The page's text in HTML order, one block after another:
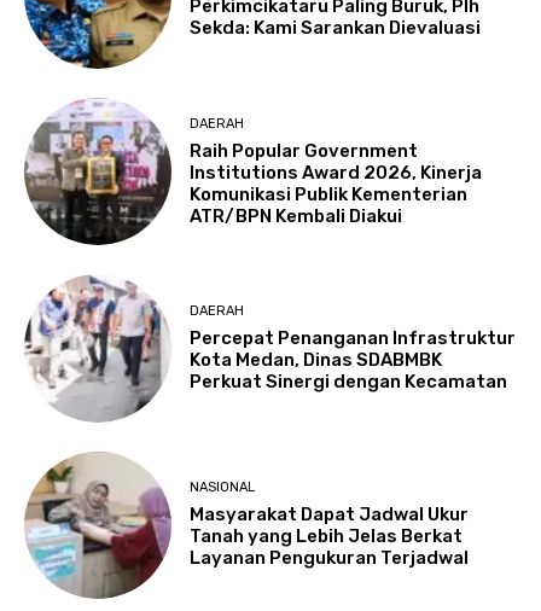
Perkimcikataru Paling Buruk, Plh
Sekda: Kami Sarankan Dievaluasi
DAERAH
Raih Popular Government
Institutions Award 2026, Kinerja
Komunikasi Publik Kementerian
ATR/BPN Kembali Diakui
DAERAH
Percepat Penanganan Infrastruktur
Kota Medan, Dinas SDABMBK
Perkuat Sinergi dengan Kecamatan
NASIONAL
Masyarakat Dapat Jadwal Ukur
Tanah yang Lebih Jelas Berkat
Layanan Pengukuran Terjadwal